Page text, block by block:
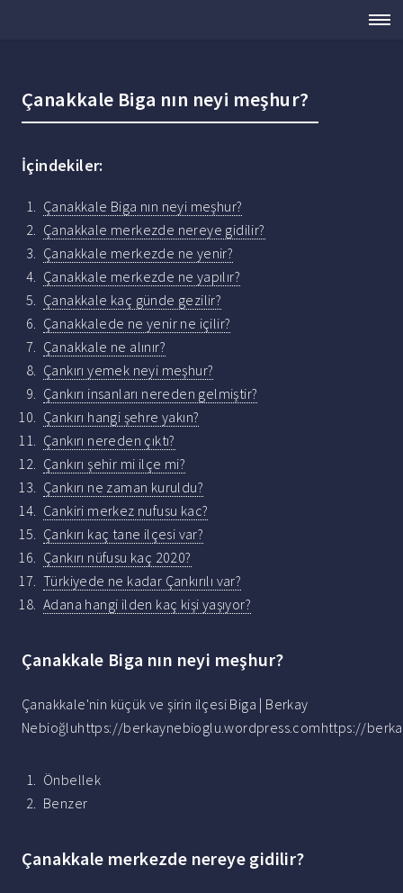
Çanakkale Biga nın neyi meşhur?
İçindekiler:
Çanakkale Biga nın neyi meşhur?
Çanakkale merkezde nereye gidilir?
Çanakkale merkezde ne yenir?
Çanakkale merkezde ne yapılır?
Çanakkale kaç günde gezilir?
Çanakkalede ne yenir ne içilir?
Çanakkale ne alınır?
Çankırı yemek neyi meşhur?
Çankırı insanları nereden gelmiştir?
Çankırı hangi şehre yakın?
Çankırı nereden çıktı?
Çankırı şehir mi ilçe mi?
Çankırı ne zaman kuruldu?
Cankiri merkez nufusu kac?
Çankırı kaç tane ilçesi var?
Çankırı nüfusu kaç 2020?
Türkiyede ne kadar Çankırılı var?
Adana hangi ilden kaç kişi yaşıyor?
Çanakkale Biga nın neyi meşhur?
Çanakkale'nin küçük ve şirin ilçesi Biga | Berkay
Nebioğluhttps://berkaynebioglu.wordpress.comhttps://
Önbellek
Benzer
Çanakkale merkezde nereye gidilir?